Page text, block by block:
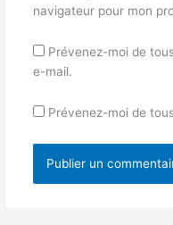
navigateur pour mon
Prévenez-moi de
e-mail.
Prévenez-moi de